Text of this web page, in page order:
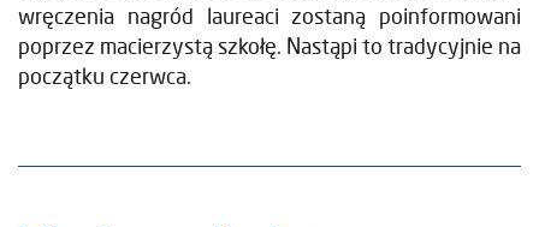
wręczenia nagród laureaci zostaną poinformowani
poprzez macierzystą szkołę. Nastąpi to tradycyjnie na
początku czerwca.